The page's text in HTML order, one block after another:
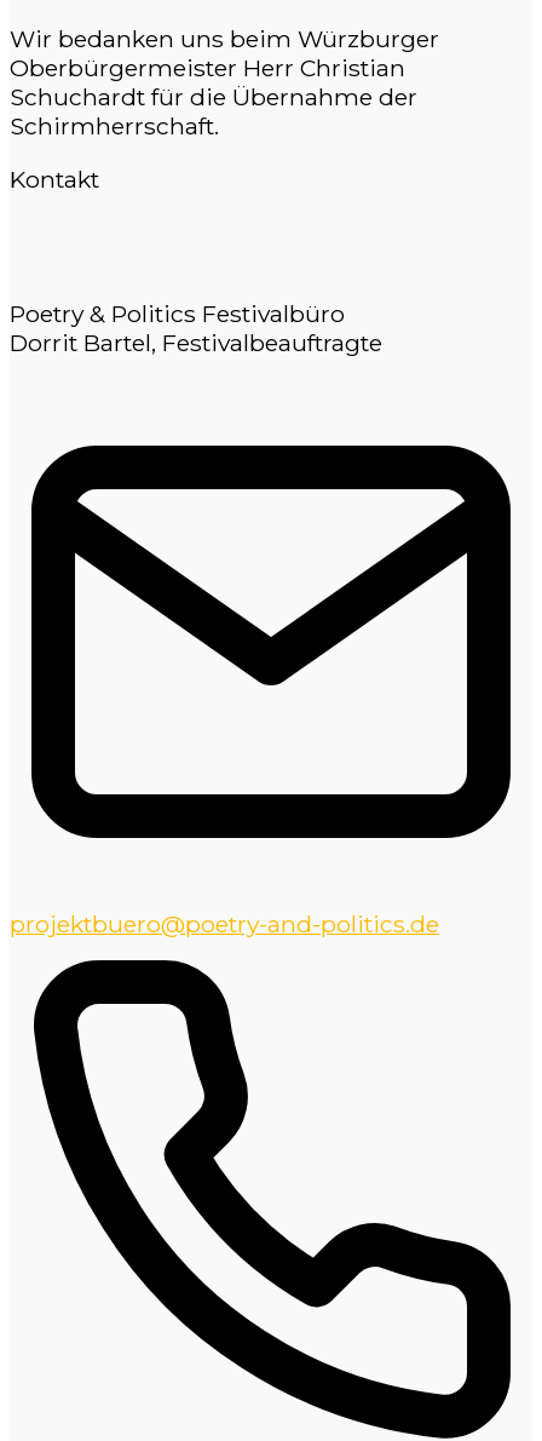
Wir bedanken uns beim Würzburger
Oberbürgermeister Herr Christian
Schuchardt für die Übernahme der
Schirmherrschaft.
Kontakt
Poetry & Politics Festivalbüro
Dorrit Bartel, Festivalbeauftragte
projektbuero@poetry-and-politics.de